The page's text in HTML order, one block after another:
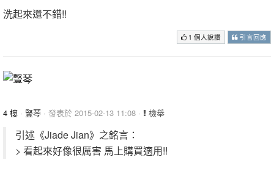
洗起來還不錯!!
1 個人說讚 引言回應
4 樓 · 豎琴 · 發表於 2015-02-13 11:08 · 檢舉
引述《Jiade Jian》之銘言：
> 看起來好像很厲害 馬上購買適用!!